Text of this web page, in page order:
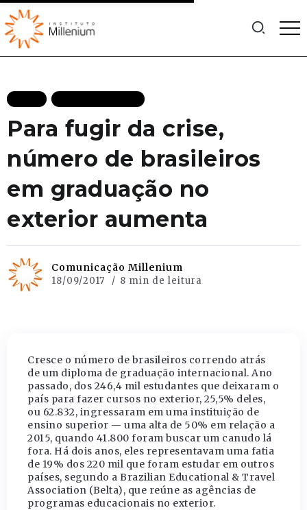
Para fugir da crise,
número de brasileiros
em graduação no
exterior aumenta
Comunicação Millenium
18/09/2017 8 min de leitura
Cresce o número de brasileiros correndo atrás
de um diploma de graduação internacional. Ano
passado, dos 246,4 mil estudantes que deixaram o
país para fazer cursos no exterior, 25,5% deles,
ou 62.832, ingressaram em uma instituição de
ensino superior — uma alta de 50% em relação a
2015, quando 41.800 foram buscar um canudo lá
fora. Há dois anos, eles representavam uma fatia
de 19% dos 220 mil que foram estudar em outros
países, segundo a Brazilian Educational & Travel
Association (Belta), que reúne as agências de
programas educacionais no exterior.